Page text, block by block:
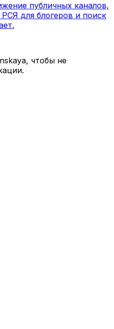
публичных каналов,
для блогеров и поиск
чтобы не